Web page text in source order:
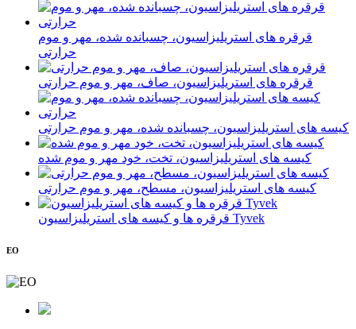
قرقره های استریلیزاسیون، چسبانده شده، مهر و موم
حرارتی
قرقره های استریلیزاسیون، صاف، مهر و موم حرارتی
کیسه های استریلیزاسیون، چسبانده شده، مهر و موم حرارتی
کیسه های استریلیزاسیون، تخت، خود مهر و موم شده
کیسه های استریلیزاسیون، مسطح، مهر و موم حرارتی
قرقره ها و کیسه های استریلیزاسیون Tyvek
EO